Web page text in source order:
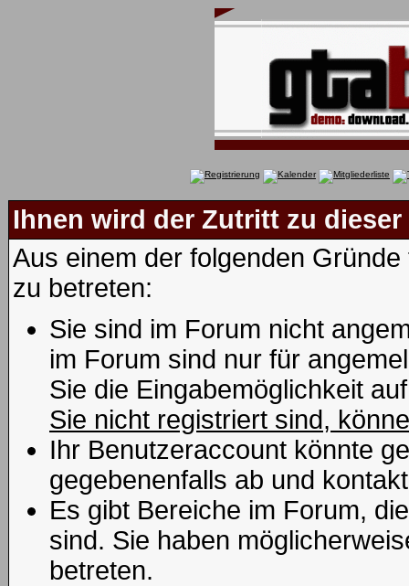
Ihnen wird der Zutritt zu
Aus einem der folgenden
zu betreten:
Sie sind im Forum nicht
im Forum sind nur für
Sie die Eingabemöglichkeit
Sie nicht registriert sind,
Ihr Benutzeraccount könnte
gegebenenfalls ab und
Es gibt Bereiche im Forum,
sind. Sie haben
betreten.